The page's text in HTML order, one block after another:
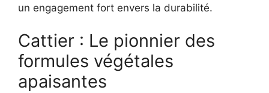
un engagement fort envers la durabilité.
Cattier : Le pionnier des
formules végétales
apaisantes